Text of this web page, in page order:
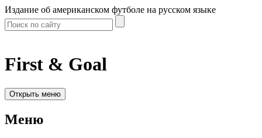
Издание об американском футболе на русском языке
First & Goal
Открыть меню
Меню